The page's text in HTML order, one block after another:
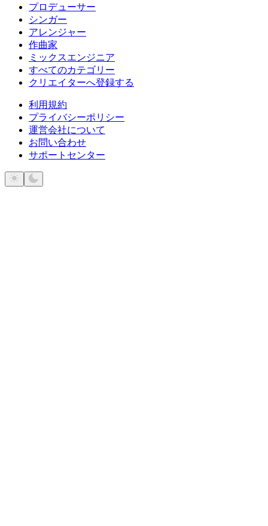
プロデューサー
シンガー
アレンジャー
作曲家
ミックスエンジニア
すべてのカテゴリー
クリエイターへ登録する
利用規約
プライバシーポリシー
運営会社について
お問い合わせ
サポートセンター